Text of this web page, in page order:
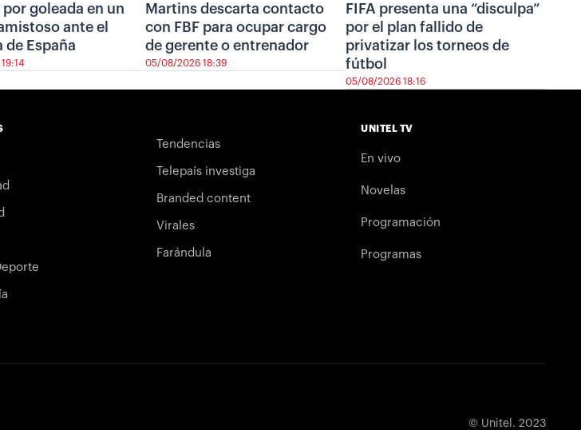
por goleada en un
ante el
de España
Martins descarta contacto
con FBF para ocupar cargo
de gerente o entrenador
05/08/2026 18:39
FIFA presenta una “disculpa”
por el plan fallido de
privatizar los torneos de
fútbol
05/08/2026 18:16
Tendencias
Telepaís investiga
Branded content
Virales
Farándula
UNITEL TV
En vivo
Novelas
Programación
Programas
© Unitel. 2023